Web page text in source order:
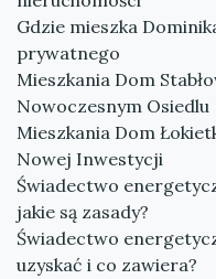
Gdzie mieszka
prywatnego
Mieszkania Dom
Nowoczesnym Osiedlu
Mieszkania Dom
Nowej Inwestycji
Świadectwo
jakie są zasady?
Świadectwo
uzyskać i co zawiera?